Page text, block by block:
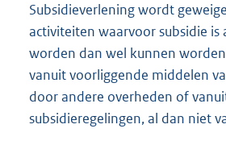
Subsidieverlening wordt
activiteiten waarvoor subsidie is
worden dan wel kunnen
vanuit voorliggende middelen
door andere overheden of
subsidieregelingen, al dan niet